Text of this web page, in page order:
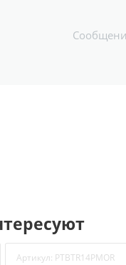
Артикул: PTBTR14PMOR